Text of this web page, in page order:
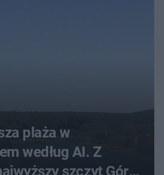
plaża w
według AI. Z
szczyt Gór